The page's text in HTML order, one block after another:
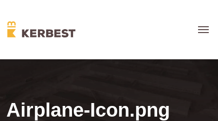
Airplane-Icon.png